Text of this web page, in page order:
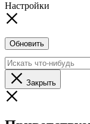
Настройки
Обновить
Закрыть